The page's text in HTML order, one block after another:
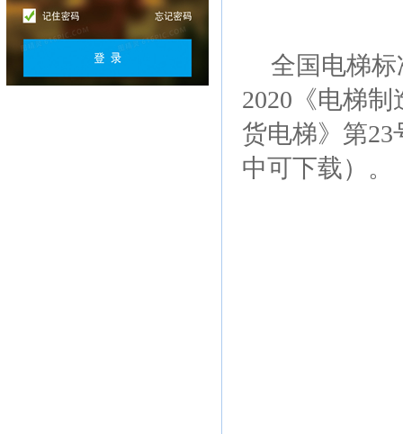
全国电梯
2020《电梯
货电梯》第
中可下载）。